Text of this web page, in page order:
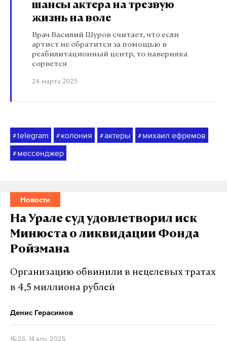
шансы актера на трезвую
жизнь на воле
Врач Василий Шуров считает, что если
артист не обратится за помощью в
реабилитационный центр, то наверняка
сорвется
24 марта 2025
#telegram # колония #актеры # михаил ефремов
# мессенджер
Новости
На Урале суд удовлетворил иск
Минюста о ликвидации Фонда
Ройзмана
Организацию обвинили в нецелевых тратах
в 4,5 миллиона рублей
Денис Герасимов
16:26, 14 апр. 2025